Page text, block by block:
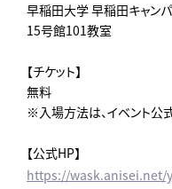
早稲田大学 早稲田キャン
15号館101教室
【チケット】
無料
※入場方法は、イベント公
【公式HP】
https://wask.anisei.net/